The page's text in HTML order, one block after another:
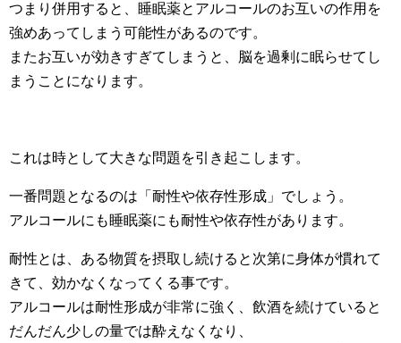
つまり併用すると、睡眠薬とアルコールのお互いの作用を
強めあってしまう可能性があるのです。
またお互いが効きすぎてしまうと、脳を過剰に眠らせてし
まうことになります。
これは時として大きな問題を引き起こします。
一番問題となるのは「耐性や依存性形成」でしょう。
アルコールにも睡眠薬にも耐性や依存性があります。
耐性とは、ある物質を摂取し続けると次第に身体が慣れて
きて、効かなくなってくる事です。
アルコールは耐性形成が非常に強く、飲酒を続けていると
だんだん少しの量では酔えなくなり、